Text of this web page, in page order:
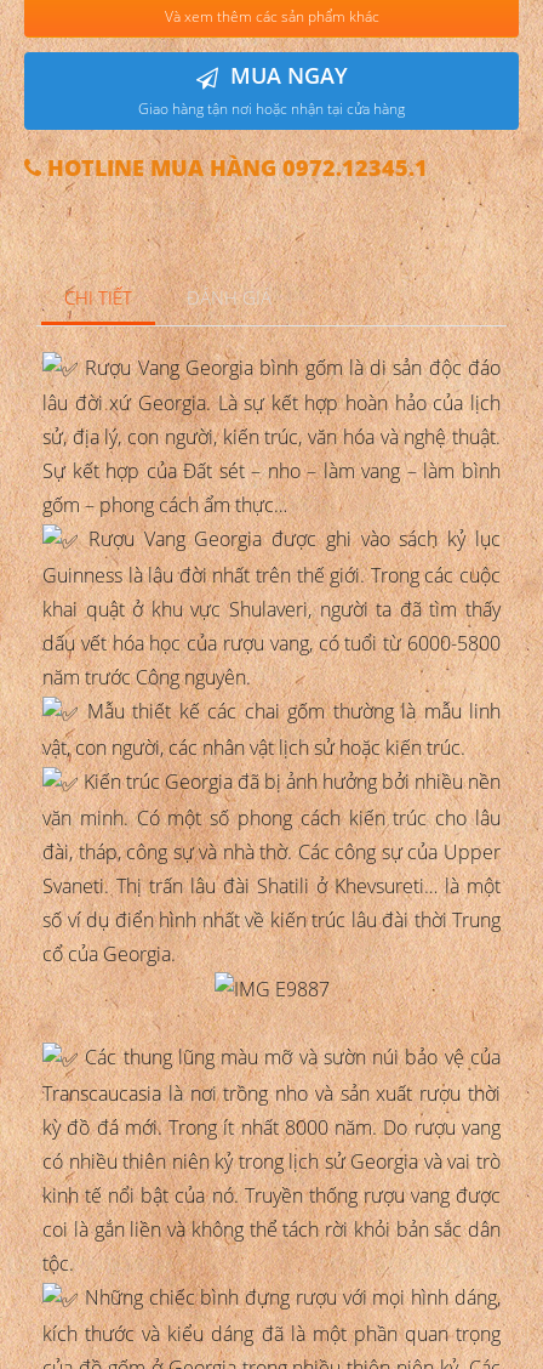
Và xem thêm các sản phẩm khác
MUA NGAY
Giao hàng tận nơi hoặc nhận tại cửa hàng
HOTLINE MUA HÀNG 0972.12345.1
CHI TIẾT ĐÁNH GIÁ
Rượu Vang Georgia bình gốm là di sản độc đáo
lâu đời xứ Georgia. Là sự kết hợp hoàn hảo của lịch
sử, địa lý, con người, kiến trúc, văn hóa và nghệ thuật.
Sự kết hợp của Đất sét – nho – làm vang – làm bình
gốm – phong cách ẩm thực…
Rượu Vang Georgia được ghi vào sách kỷ lục
Guinness là lâu đời nhất trên thế giới. Trong các cuộc
khai quật ở khu vực Shulaveri, người ta đã tìm thấy
dấu vết hóa học của rượu vang, có tuổi từ 6000-5800
năm trước Công nguyên.
Mẫu thiết kế các chai gốm thường là mẫu linh
vật, con người, các nhân vật lịch sử hoặc kiến trúc.
Kiến trúc Georgia đã bị ảnh hưởng bởi nhiều nền
văn minh. Có một số phong cách kiến trúc cho lâu
đài, tháp, công sự và nhà thờ. Các công sự của Upper
Svaneti. Thị trấn lâu đài Shatili ở Khevsureti… là một
số ví dụ điển hình nhất về kiến trúc lâu đài thời Trung
cổ của Georgia.
Các thung lũng màu mỡ và sườn núi bảo vệ của
Transcaucasia là nơi trồng nho và sản xuất rượu thời
kỳ đồ đá mới. Trong ít nhất 8000 năm. Do rượu vang
có nhiều thiên niên kỷ trong lịch sử Georgia và vai trò
kinh tế nổi bật của nó. Truyền thống rượu vang được
coi là gắn liền và không thể tách rời khỏi bản sắc dân
tộc.
Những chiếc bình đựng rượu với mọi hình dáng,
kích thước và kiểu dáng đã là một phần quan trọng